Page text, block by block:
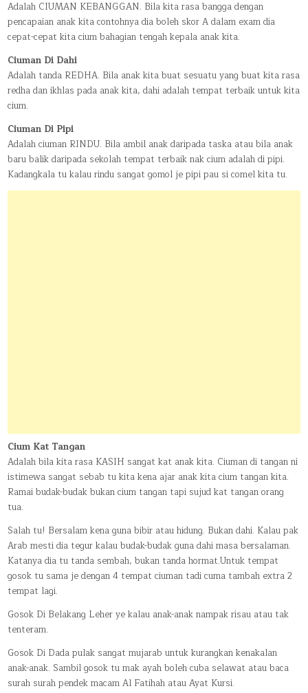
Adalah CIUMAN KEBANGGAN. Bila kita rasa bangga dengan
pencapaian anak kita contohnya dia boleh skor A dalam exam dia
cepat-cepat kita cium bahagian tengah kepala anak kita.
Ciuman Di Dahi
Adalah tanda REDHA. Bila anak kita buat sesuatu yang buat kita rasa
redha dan ikhlas pada anak kita, dahi adalah tempat terbaik untuk kita
cium.
Ciuman Di Pipi
Adalah ciuman RINDU. Bila ambil anak daripada taska atau bila anak
baru balik daripada sekolah tempat terbaik nak cium adalah di pipi.
Kadangkala tu kalau rindu sangat gomol je pipi pau si comel kita tu.
Cium Kat Tangan
Adalah bila kita rasa KASIH sangat kat anak kita. Ciuman di tangan ni
istimewa sangat sebab tu kita kena ajar anak kita cium tangan kita.
Ramai budak-budak bukan cium tangan tapi sujud kat tangan orang
tua.
Salah tu! Bersalam kena guna bibir atau hidung. Bukan dahi. Kalau pak
Arab mesti dia tegur kalau budak-budak guna dahi masa bersalaman.
Katanya dia tu tanda sembah, bukan tanda hormat.Untuk tempat
gosok tu sama je dengan 4 tempat ciuman tadi cuma tambah extra 2
tempat lagi.
Gosok Di Belakang Leher ye kalau anak-anak nampak risau atau tak
tenteram.
Gosok Di Dada pulak sangat mujarab untuk kurangkan kenakalan
anak-anak. Sambil gosok tu mak ayah boleh cuba selawat atau baca
surah surah pendek macam Al Fatihah atau Ayat Kursi.